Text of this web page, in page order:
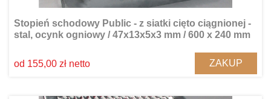
Stopień schodowy Public - z siatki cięto ciągnionej -
stal, ocynk ogniowy / 47x13x5x3 mm / 600 x 240 mm
od 155,00 zł netto ZAKUP